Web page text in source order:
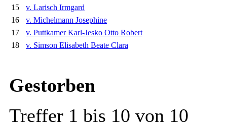
15
v. Larisch Irmgard
16
v. Michelmann Josephine
17
v. Puttkamer Karl-Jesko Otto Robert
18
v. Simson Elisabeth Beate Clara
Gestorben
Treffer 1 bis 10 von 10